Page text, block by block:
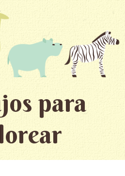
para